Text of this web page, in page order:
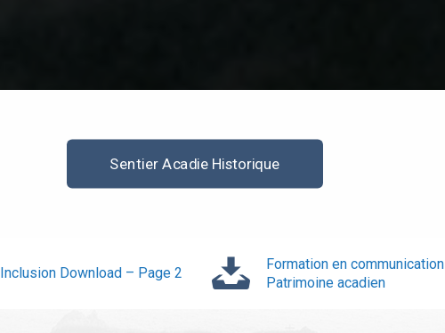
Sentier Acadie Historique
Inclusion Download – Page 2
Formation en communication
Patrimoine acadien